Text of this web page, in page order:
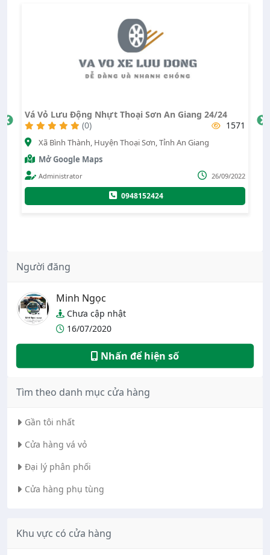
Vá Vỏ Lưu Động Nhựt Thoại Sơn An Giang 24/24
(0)
1571
Xã Bình Thành, Huyện Thoại Sơn, Tỉnh An Giang
Mở Google Maps
Administrator 26/09/2022
0948152424
Người đăng
Minh Ngọc
Chưa cập nhật
16/07/2020
Nhấn để hiện số
Tìm theo danh mục cửa hàng
Gần tôi nhất
Cửa hàng vá vỏ
Đại lý phân phối
Cửa hàng phụ tùng
Khu vực có cửa hàng